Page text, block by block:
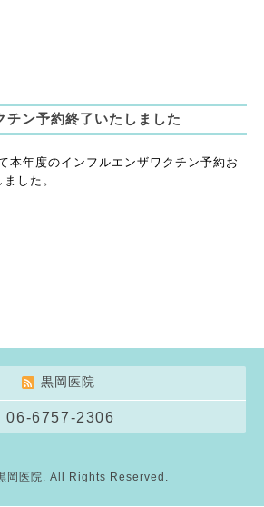
チン予約終了いたしました
本年度のインフルエンザワクチン予約お
した。
黒岡医院
06-6757-2306
岡医院. All Rights Reserved.